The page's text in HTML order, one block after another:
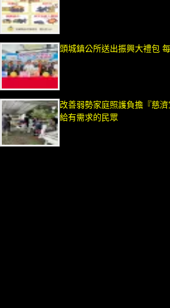
頭城鎮公所送出振興大禮包
改善弱勢家庭照護負擔『慈
給有需求的民眾